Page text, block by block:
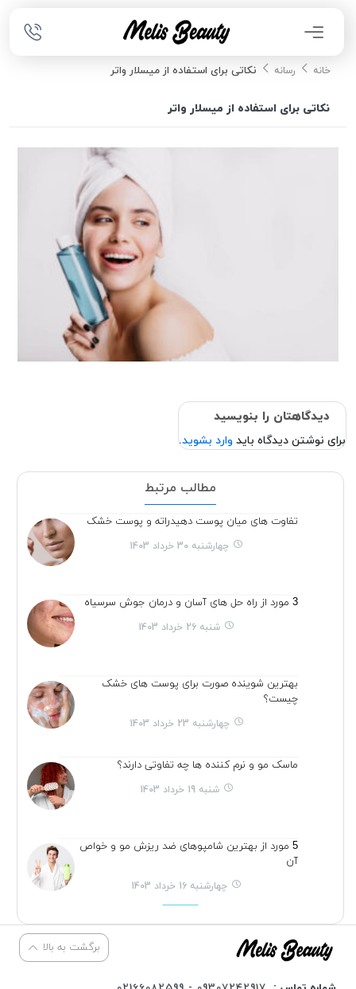
خانه رسانه نکاتی برای استفاده از میسلار واتر
نکاتی برای استفاده از میسلار واتر
دیدگاهتان را بنویسید
برای نوشتن دیدگاه باید وارد بشوید.
مطالب مرتبط
تفاوت های میان پوست دهیدراته و پوست خشک
چهارشنبه 30 خرداد 1403
3 مورد از راه حل های آسان و درمان جوش سرسیاه
شنبه 26 خرداد 1403
بهترین شوینده صورت برای پوست های خشک
چیست؟
چهارشنبه 23 خرداد 1403
ماسک مو و نرم کننده ها چه تفاوتی دارند؟
شنبه 19 خرداد 1403
5 مورد از بهترین شامپوهای ضد ریزش مو و خواص
آن
چهارشنبه 16 خرداد 1403
برگشت به بالا